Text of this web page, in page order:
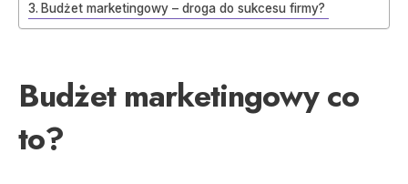
Budżet marketingowy – droga do sukcesu firmy?
Budżet marketingowy co
to?